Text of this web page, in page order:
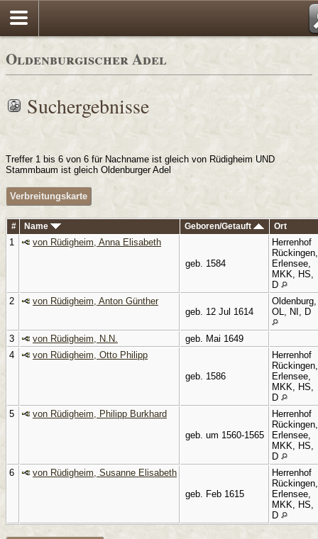
Oldenburgischer Adel
Suchergebnisse
Treffer 1 bis 6 von 6 für Nachname ist gleich von Rüdigheim UND
Stammbaum ist gleich Oldenburger Adel
Verbreitungskarte
# Name Geboren/Getauft Ort
1
von Rüdigheim, Anna Elisabeth
geb. 1584
Herrenhof
Rückingen,
Erlensee,
MKK, HS,
D
2
von Rüdigheim, Anton Günther
geb. 12 Jul 1614
Oldenburg,
OL, NI, D
3 von Rüdigheim, N.N.
geb. Mai 1649
4
von Rüdigheim, Otto Philipp
geb. 1586
Herrenhof
Rückingen,
Erlensee,
MKK, HS,
D
5
von Rüdigheim, Philipp Burkhard
geb. um 1560-1565
Herrenhof
Rückingen,
Erlensee,
MKK, HS,
D
6
von Rüdigheim, Susanne Elisabeth
geb. Feb 1615
Herrenhof
Rückingen,
Erlensee,
MKK, HS,
D